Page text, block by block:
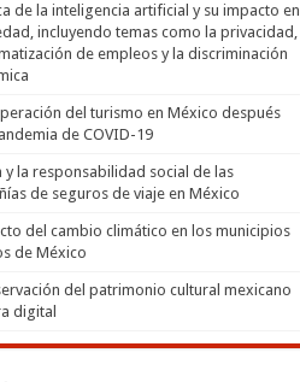
de la inteligencia artificial y su impacto en
incluyendo temas como la privacidad,
de empleos y la discriminación
del turismo en México después
de COVID-19
y la responsabilidad social de las
de seguros de viaje en México
del cambio climático en los municipios
de México
del patrimonio cultural mexicano
digital